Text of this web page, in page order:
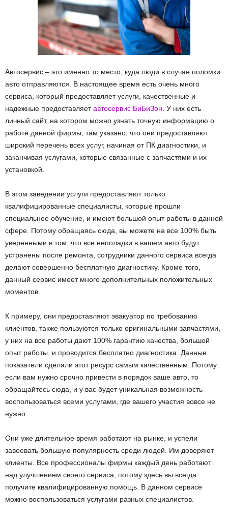
Автосервис – это именно то место, куда люди в случае поломки
авто отправляются. В настоящее время есть очень много
сервиса, который предоставляет услуги, качественные и
надежные предоставляетавтосервис БиБиЗон . У них есть
личный сайт, на котором можно узнать точную информацию о
работе данной фирмы, там указано, что они предоставляют
широкий перечень всех услуг, начиная от ПК диагностики, и
заканчивая услугами, которые связанные с запчастями и их
установкой.
В этом заведении услуги предоставляют только
квалифицированные специалисты, которые прошли
специальное обучение, и имеют большой опыт работы в данной
сфере. Потому обращаясь сюда, вы можете на все 100% быть
уверенными в том, что все неполадки в вашем авто будут
устранены после ремонта, сотрудники данного сервиса всегда
делают совершенно бесплатную диагностику. Кроме того,
данный сервис имеет много дополнительных положительных
моментов.
К примеру, они предоставляют эвакуатор по требованию
клиентов, также пользуются только оригинальными запчастями,
у них на все работы дают 100% гарантию качества, большой
опыт работы, и проводится бесплатно диагностика. Данные
показатели сделали этот ресурс самым качественным. Потому
если вам нужно срочно привести в порядок ваше авто, то
обращайтесь сюда, и у вас будет уникальная возможность
воспользоваться всеми услугами, где вашего участия вовсе не
нужно.
Они уже длительное время работают на рынке, и успели
завоевать большую популярность среди людей. Им доверяют
клиенты. Все профессионалы фирмы каждый день работают
над улучшением своего сервиса, потому здесь вы всегда
получите квалифицированную помощь. В данном сервисе
можно воспользоваться услугами разных специалистов.